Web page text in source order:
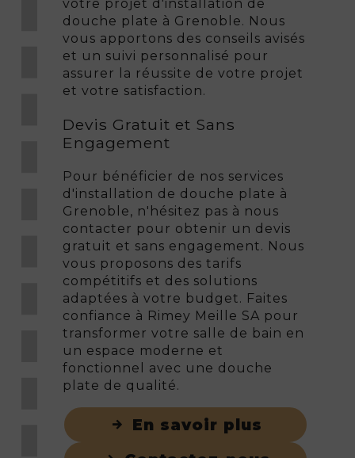
votre projet d'installation de
douche plate à Grenoble. Nous
vous apportons des conseils avisés
et un suivi personnalisé pour
assurer la réussite de votre projet
et votre satisfaction.
Devis Gratuit et Sans
Engagement
Pour bénéficier de nos services
d'installation de douche plate à
Grenoble, n'hésitez pas à nous
contacter pour obtenir un devis
gratuit et sans engagement. Nous
vous proposons des tarifs
compétitifs et des solutions
adaptées à votre budget. Faites
confiance à Rimey Meille SA pour
transformer votre salle de bain en
un espace moderne et
fonctionnel avec une douche
plate de qualité.
En savoir plus